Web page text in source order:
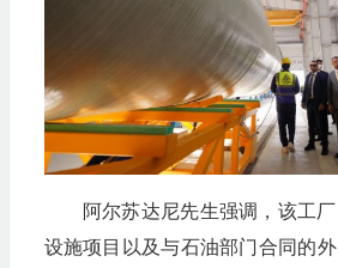
阿尔苏达尼先生强调，该工
设施项目以及与石油部门合同的